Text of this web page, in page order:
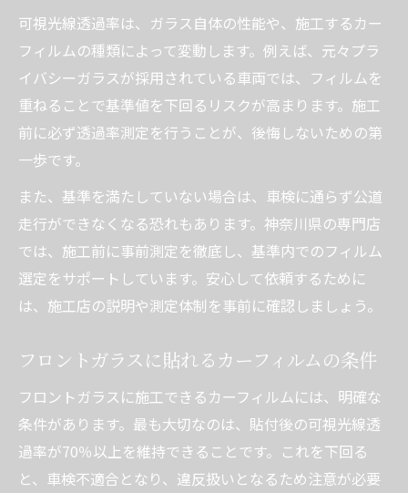
可視光線透過率は、ガラス自体の性能や、施工するカー
フィルムの種類によって変動します。例えば、元々プラ
イバシーガラスが採用されている車両では、フィルムを
重ねることで基準値を下回るリスクが高まります。施工
前に必ず透過率測定を行うことが、後悔しないための第
一歩です。
また、基準を満たしていない場合は、車検に通らず公道
走行ができなくなる恐れもあります。神奈川県の専門店
では、施工前に事前測定を徹底し、基準内でのフィルム
選定をサポートしています。安心して依頼するために
は、施工店の説明や測定体制を事前に確認しましょう。
フロントガラスに貼れるカーフィルムの条件
フロントガラスに施工できるカーフィルムには、明確な
条件があります。最も大切なのは、貼付後の可視光線透
過率が70％以上を維持できることです。これを下回る
と、車検不適合となり、違反扱いとなるため注意が必要